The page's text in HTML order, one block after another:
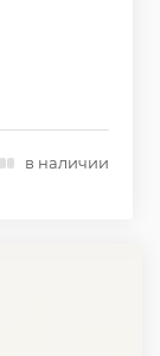
в наличии